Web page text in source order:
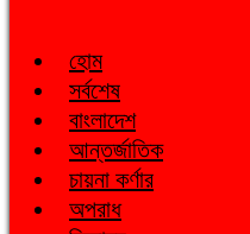
হোম
সর্বশেষ
বাংলাদেশ
আন্তর্জাতিক
চায়না কর্ণার
অপরাধ